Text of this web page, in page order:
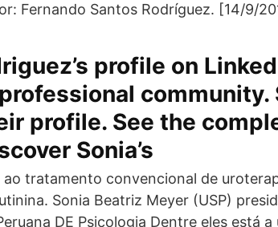
Fernando Santos Rodríguez. [14/9/
profile on
community.
profile. See the
Sonia’s
tratamento convencional de
Sonia Beatriz Meyer (USP)
DE Psicologia Dentre eles está